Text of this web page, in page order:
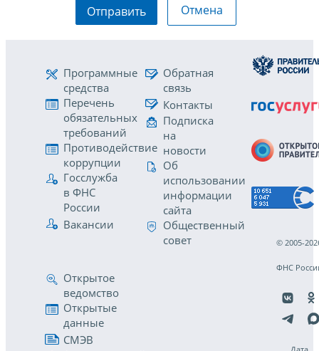
Отправить Отмена
Программные
средства
Перечень
обязательных
требований
Противодействие
коррупции
Госслужба
в ФНС
России
Вакансии
Обратная
связь
Контакты
Подписка
на
новости
Об
использовании
информации
сайта
Общественный
совет
Открытое
ведомство
Открытые
данные
СМЭВ
© 2005-
ФНС